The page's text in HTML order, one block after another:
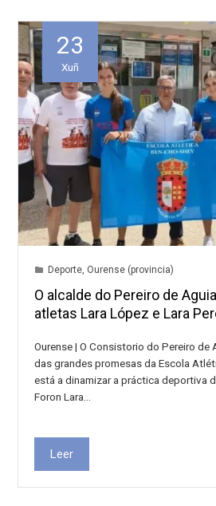
23
Xuñ
Deporte, Ourense (provincia)
O alcalde do Pereiro de
atletas Lara López e Lara
Ourense | O Consistorio do Pereiro de
das grandes promesas da Escola
está a dinamizar a práctica deportiva
Foron Lara…
Leer